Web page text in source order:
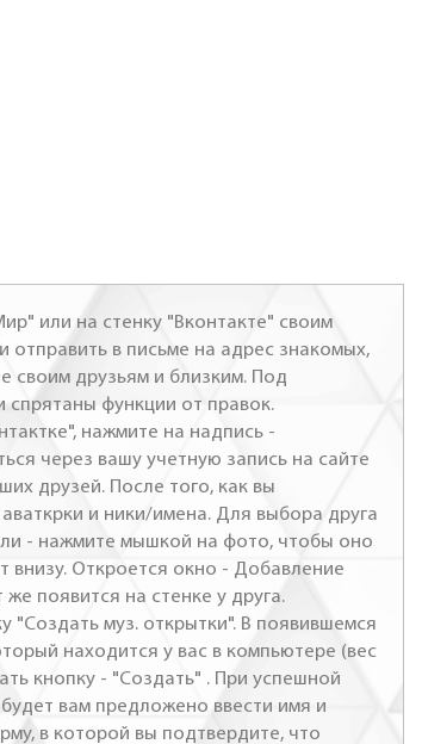
или на стенку "Вконтакте" своим
отправить в письме на адрес знакомых,
своим друзьям и близким. Под
спрятаны функции от правок.
нажмите на надпись -
через вашу учетную запись на сайте
друзей. После того, как вы
и ники/имена. Для выбора друга
- нажмите мышкой на фото, чтобы оно
внизу. Откроется окно - Добавление
появится на стенке у друга.
"Создать муз. открытки". В появившемся
находится у вас в компьютере (вес
кнопку - "Создать" . При успешной
вам предложено ввести имя и
в которой вы подтвердите, что